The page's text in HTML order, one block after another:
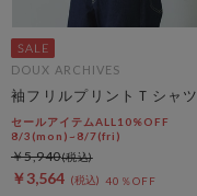
DOUX ARCHIVES
袖フリルプリントＴシャツ
セールアイテムALL10%OFF
8/3(mon)~8/7(fri)
￥3,564 40％OFF
￥5,940